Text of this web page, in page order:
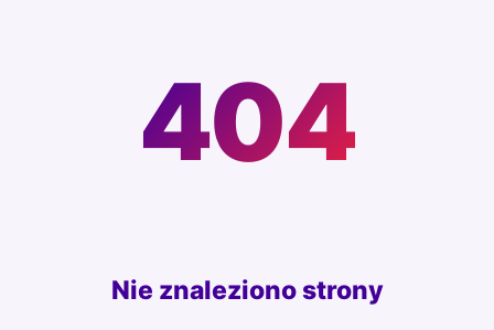
404
Nie znaleziono strony